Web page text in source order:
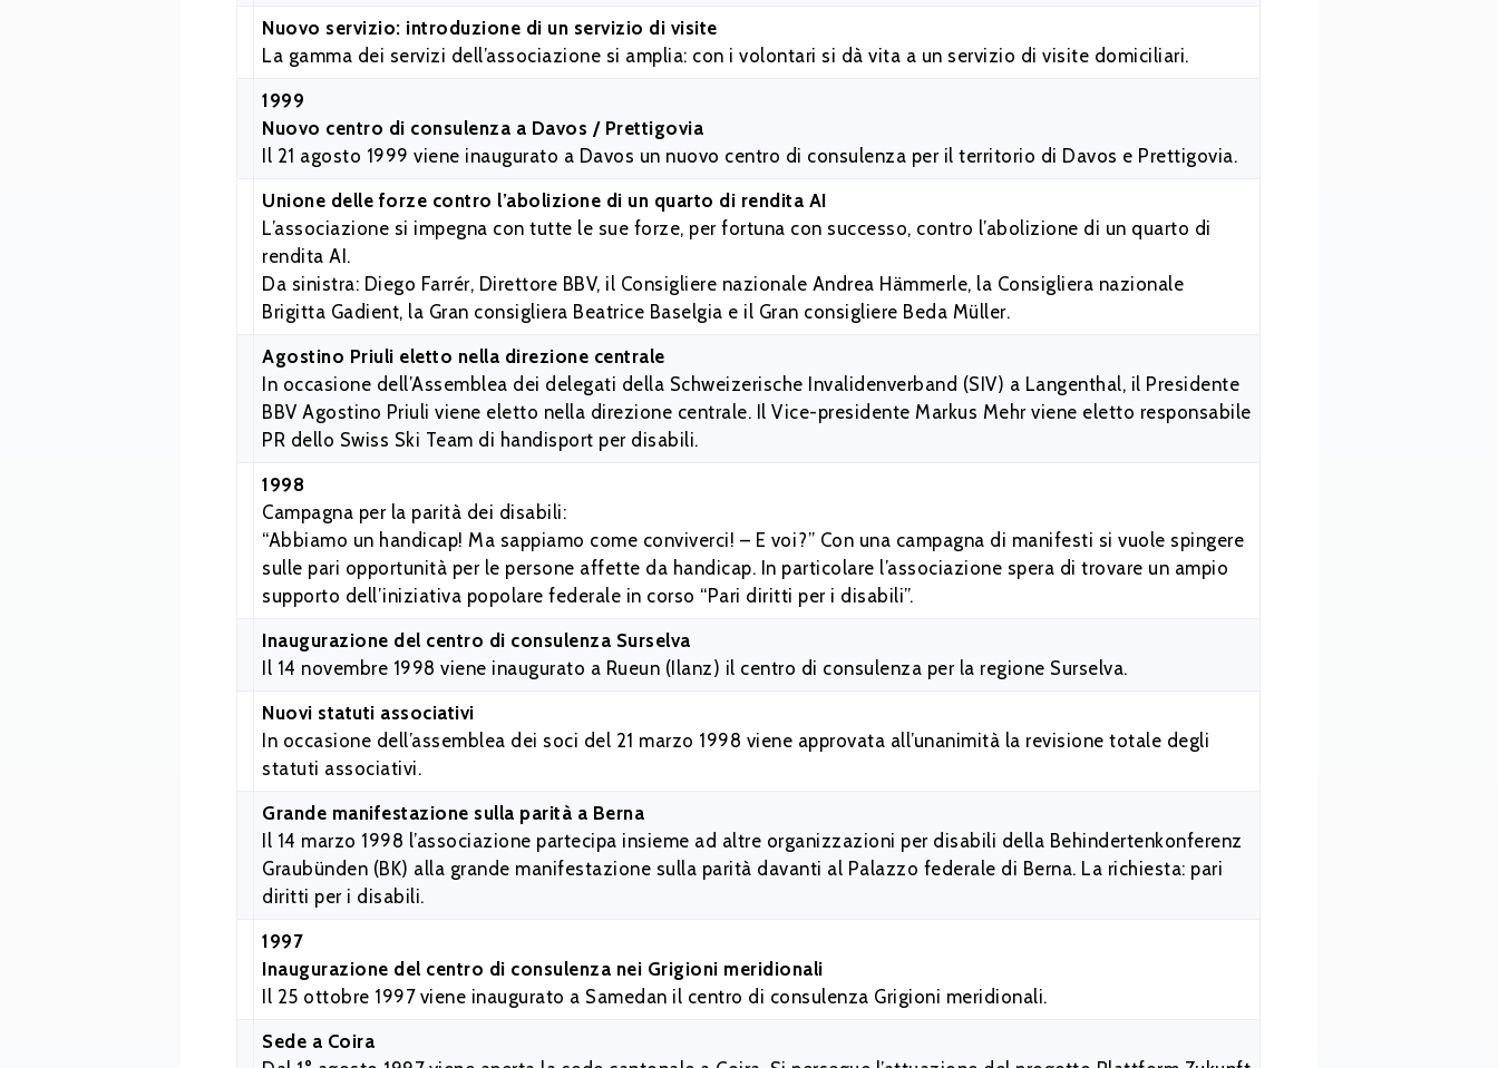
Nuovo servizio: introduzione di un servizio di visite
La gamma dei servizi dell’associazione si amplia: con i volontari si dà vita a un servizio di visite domiciliari.
1999
Nuovo centro di consulenza a Davos / Prettigovia
Il 21 agosto 1999 viene inaugurato a Davos un nuovo centro di consulenza per il territorio di Davos e Prettigovia.
Unione delle forze contro l’abolizione di un quarto di rendita AI
L’associazione si impegna con tutte le sue forze, per fortuna con successo, contro l’abolizione di un quarto di
rendita AI.
Da sinistra: Diego Farrér, Direttore BBV, il Consigliere nazionale Andrea Hämmerle, la Consigliera nazionale
Brigitta Gadient, la Gran consigliera Beatrice Baselgia e il Gran consigliere Beda Müller.
Agostino Priuli eletto nella direzione centrale
In occasione dell’Assemblea dei delegati della Schweizerische Invalidenverband (SIV) a Langenthal, il Presidente
BBV Agostino Priuli viene eletto nella direzione centrale. Il Vice-presidente Markus Mehr viene eletto responsabile
PR dello Swiss Ski Team di handisport per disabili.
1998
Campagna per la parità dei disabili:
“Abbiamo un handicap! Ma sappiamo come conviverci! – E voi?” Con una campagna di manifesti si vuole spingere
sulle pari opportunità per le persone affette da handicap. In particolare l’associazione spera di trovare un ampio
supporto dell’iniziativa popolare federale in corso “Pari diritti per i disabili”.
Inaugurazione del centro di consulenza Surselva
Il 14 novembre 1998 viene inaugurato a Rueun (Ilanz) il centro di consulenza per la regione Surselva.
Nuovi statuti associativi
In occasione dell’assemblea dei soci del 21 marzo 1998 viene approvata all’unanimità la revisione totale degli
statuti associativi.
Grande manifestazione sulla parità a Berna
Il 14 marzo 1998 l’associazione partecipa insieme ad altre organizzazioni per disabili della Behindertenkonferenz
Graubünden (BK) alla grande manifestazione sulla parità davanti al Palazzo federale di Berna. La richiesta: pari
diritti per i disabili.
1997
Inaugurazione del centro di consulenza nei Grigioni meridionali
Il 25 ottobre 1997 viene inaugurato a Samedan il centro di consulenza Grigioni meridionali.
Sede a Coira